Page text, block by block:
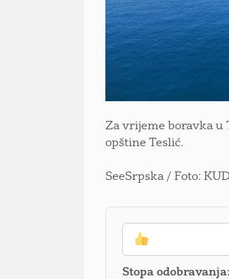
Za vrijeme boravka u
opštine Teslić.
SeeSrpska / Foto:
Stopa